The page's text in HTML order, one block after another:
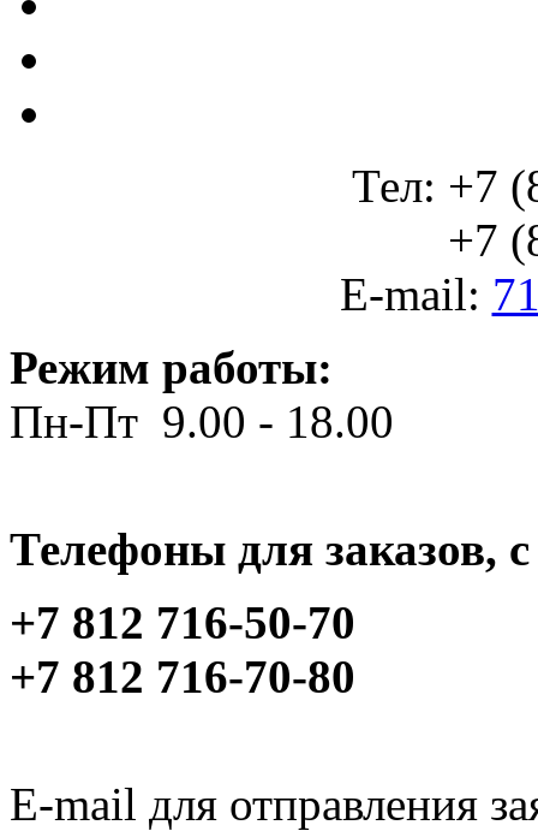
Тел: +7
+7
E-mail:
Режим работы:
Пн-Пт 9.00 - 18.00
Телефоны для заказов,
+7 812 716-50-70
+7 812 716-70-80
E-mail для отправления